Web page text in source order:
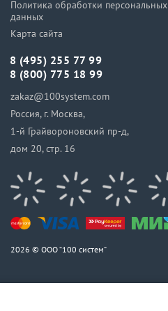
Политика обработки персональных
данных
Карта сайта
8 (495) 255 77 99
8 (800) 775 18 99
zakaz@100system.com
Россия, г. Москва,
1-й Грайвороновский пр-д,
дом 20, стр. 16
2026 © ООО “100 систем”